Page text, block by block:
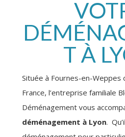
T À
Située à Fournes-en-Weppes
France, l’entreprise familiale
Déménagement vous
déménagement à Lyon.